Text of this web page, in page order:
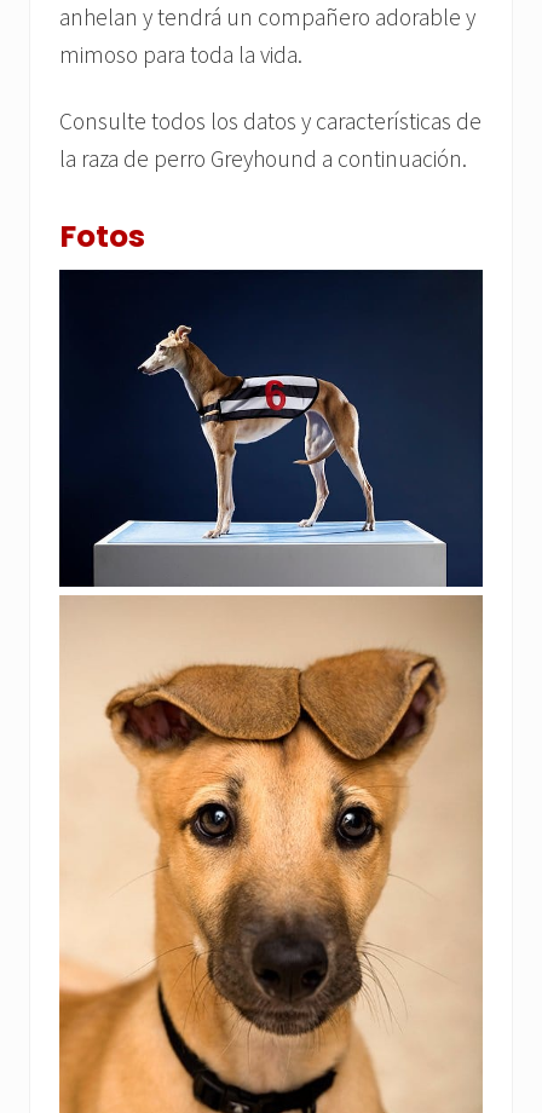
anhelan y tendrá un compañero adorable y
mimoso para toda la vida.
Consulte todos los datos y características de
la raza de perro Greyhound a continuación.
Fotos